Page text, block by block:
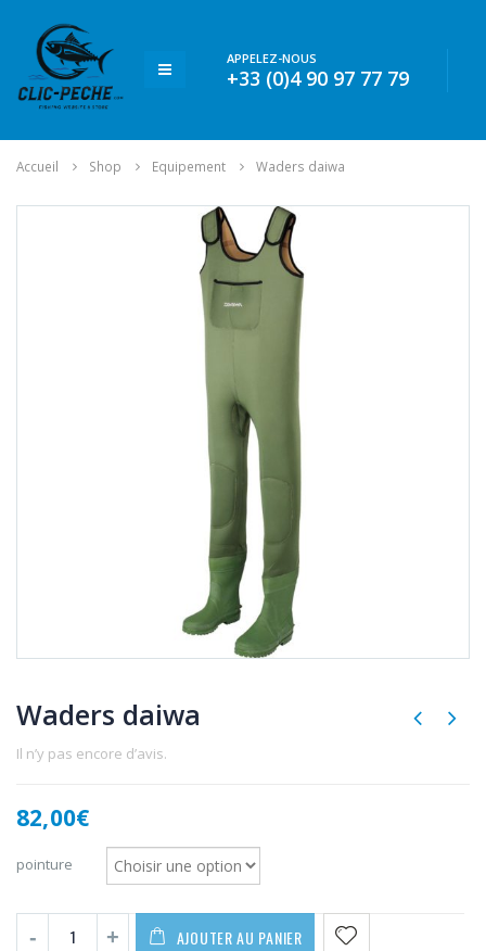
APPELEZ-NOUS
+33 (0)4 90 97 77 79
Accueil Shop Equipement Waders daiwa
Waders daiwa
Il n’y pas encore d’avis.
82,00€
pointure
AJOUTER AU PANIER